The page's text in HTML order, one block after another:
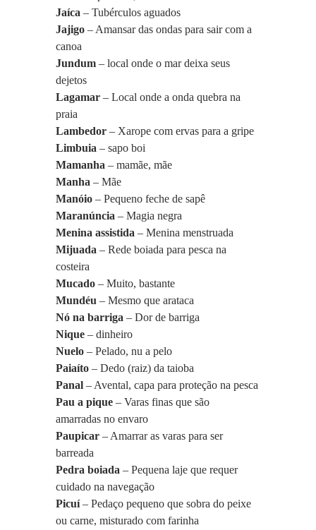
Jaíca – Tubérculos aguados
Jajigo – Amansar das ondas para sair com a
canoa
Jundum – local onde o mar deixa seus
dejetos
Lagamar – Local onde a onda quebra na
praia
Lambedor – Xarope com ervas para a gripe
Limbuia – sapo boi
Mamanha – mamãe, mãe
Manha – Mãe
Manóio – Pequeno feche de sapê
Maranúncia – Magia negra
Menina assistida – Menina menstruada
Mijuada – Rede boiada para pesca na
costeira
Mucado – Muito, bastante
Mundéu – Mesmo que arataca
Nó na barriga – Dor de barriga
Nique – dinheiro
Nuelo – Pelado, nu a pelo
Paiaíto – Dedo (raiz) da taioba
Panal – Avental, capa para proteção na pesca
Pau a pique – Varas finas que são
amarradas no envaro
Paupicar – Amarrar as varas para ser
barreada
Pedra boiada – Pequena laje que requer
cuidado na navegação
Picuí – Pedaço pequeno que sobra do peixe
ou carne, misturado com farinha